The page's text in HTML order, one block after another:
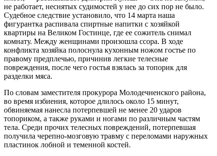
не работает, неснятых судимостей у нее до сих пор не было.
Судебное следствие установило, что 14 марта наша
фигурантка распивала спиртные напитки с хозяйкой
квартиры на Великом Гостинце, где ее сожитель снимал
комнату. Между женщинами произошла ссора. В ходе
конфликта хозяйка полоснула кухонным ножом гостье по
правому предплечью, причинив легкие телесные
повреждения, после чего гостья взялась за топорик для
разделки мяса.
По словам заместителя прокурора Молодечненского района,
во время избиения, которое длилось около 15 минут,
обвиняемая нанесла потерпевшей не менее 20 ударов
топориком, а также руками и ногами по различным частям
тела. Среди прочих телесных повреждений, потерпевшая
получила черепно-мозговую травму с переломами наружных
пластинок лобной и теменной костей.